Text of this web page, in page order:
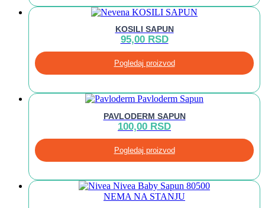
KOSILI SAPUN
95,00 RSD
Pogledaj proizvod
PAVLODERM SAPUN
100,00 RSD
Pogledaj proizvod
NEMA NA STANJU